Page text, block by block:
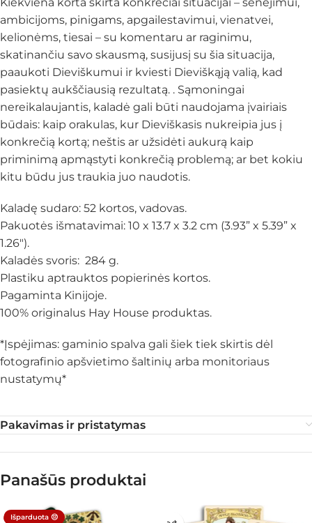
ambicijoms, pinigams, apgailestavimui, vienatvei,
kelionėms, tiesai – su komentaru ar raginimu,
skatinančiu savo skausmą, susijusį su šia situacija,
paaukoti Dieviškumui ir kviesti Dieviškąją valią, kad
pasiektų aukščiausią rezultatą. . Sąmoningai
nereikalaujantis, kaladė gali būti naudojama įvairiais
būdais: kaip orakulas, kur Dieviškasis nukreipia jus į
konkrečią kortą; neštis ar užsidėti aukurą kaip
priminimą apmąstyti konkrečią problemą; ar bet kokiu
kitu būdu jus traukia juo naudotis.
Kaladę sudaro: 52 kortos, vadovas.
Pakuotės išmatavimai: 10 x 13.7 x 3.2 cm (3.93” x 5.39” x
1.26″).
Kaladės svoris: 284 g.
Plastiku aptrauktos popierinės kortos.
Pagaminta Kinijoje.
100% originalus Hay House produktas.
*Įspėjimas: gaminio spalva gali šiek tiek skirtis dėl
fotografinio apšvietimo šaltinių arba monitoriaus
nustatymų*
Pakavimas ir pristatymas
Panašūs produktai
Išparduota 😔